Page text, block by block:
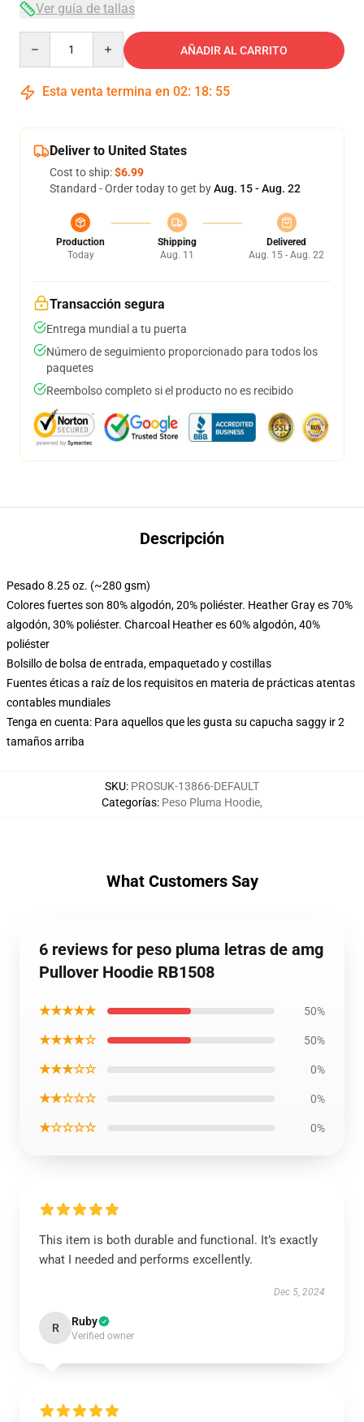
Ver guía de tallas
AÑADIR AL CARRITO
Esta venta termina en 02: 18: 54
Deliver to United States
Cost to ship:$6.99
Standard - Order today to get byAug. 15 - Aug. 22
Production
Today
Shipping
Aug. 11
Delivered
Aug. 15 - Aug. 22
Transacción segura
Entrega mundial a tu puerta
Número de seguimiento proporcionado para todos los
paquetes
Reembolso completo si el producto no es recibido
Descripción
Pesado 8.25 oz. (~280 gsm)
Colores fuertes son 80% algodón, 20% poliéster. Heather Gray es 70%
algodón, 30% poliéster. Charcoal Heather es 60% algodón, 40%
poliéster
Bolsillo de bolsa de entrada, empaquetado y costillas
Fuentes éticas a raíz de los requisitos en materia de prácticas atentas
contables mundiales
Tenga en cuenta: Para aquellos que les gusta su capucha saggy ir 2
tamaños arriba
SKU: PROSUK-13866-DEFAULT
Categorías: Peso Pluma Hoodie,
What Customers Say
6 reviews for peso pluma letras de amg
Pullover Hoodie RB1508
★★★★★ 50%
★★★★☆ 50%
★★★☆☆ 0%
★★☆☆☆ 0%
★☆☆☆☆ 0%
This item is both durable and functional. It’s exactly
what I needed and performs excellently.
Dec 5, 2024
R Ruby
Verified owner